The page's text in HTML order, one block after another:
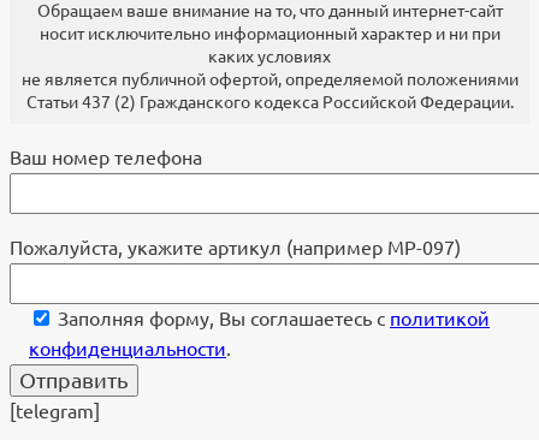
Обращаем ваше внимание на то, что данный интернет-сайт
носит исключительно информационный характер и ни при
каких условиях
не является публичной офертой, определяемой положениями
Статьи 437 (2) Гражданского кодекса Российской Федерации.
Ваш номер телефона
Пожалуйста, укажите артикул (например МР-097)
Заполняя форму, Вы соглашаетесь с политикой
конфиденциальности.
[telegram]